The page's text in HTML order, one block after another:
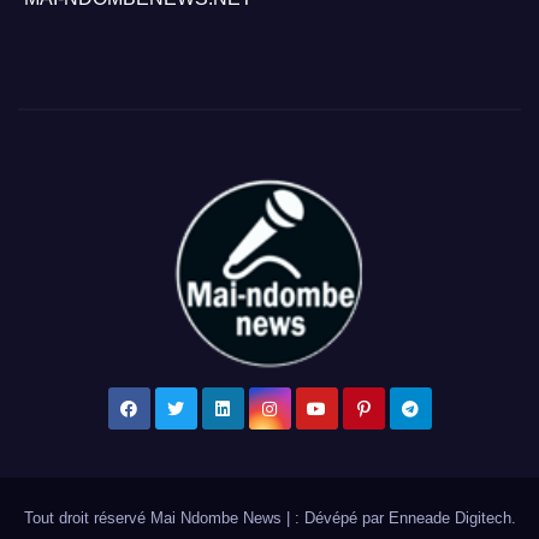
Tout droit réservé Mai Ndombe News : Dévépé par Enneade Digitech.